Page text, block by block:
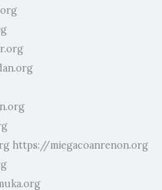
https://miegacoanrenon.org